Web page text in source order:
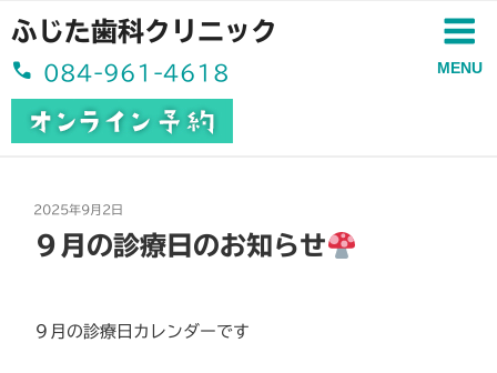
ン
テ
へ
MENU
ふじた歯科クリニック
084-961-4618
投
日:
2025年9月2日
９月の診療日のお知らせ
９月の診療日カレンダーです